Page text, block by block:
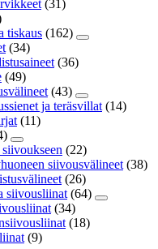
(31)
tiskaus (162)
(34)
(36)
(49)
(43)
ja teräsvillat (14)
(11)
(22)
siivousvälineet (38)
(26)
siivousliinat (64)
(34)
(18)
(9)